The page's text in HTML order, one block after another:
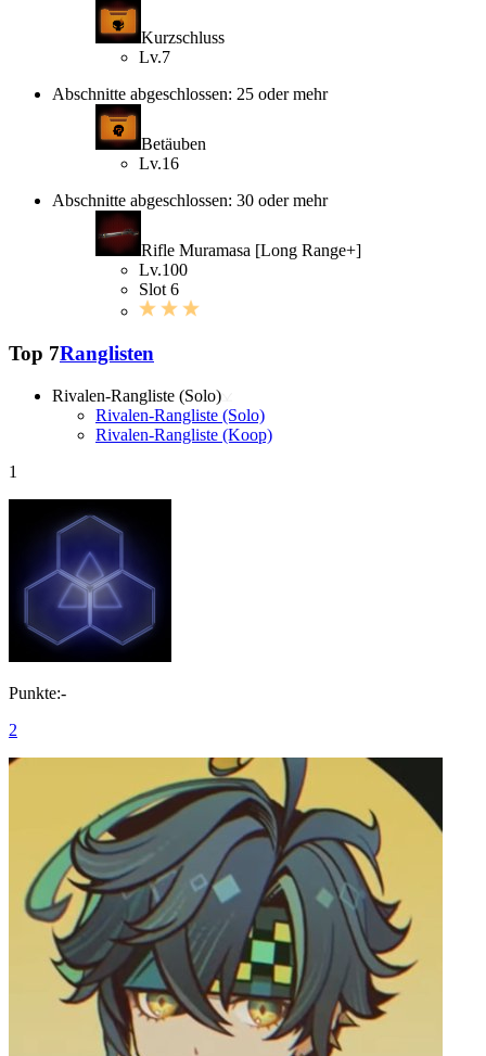
Kurzschluss
Lv.7
Abschnitte abgeschlossen: 25 oder mehr
Betäuben
Lv.16
Abschnitte abgeschlossen: 30 oder mehr
Rifle Muramasa [Long Range+]
Lv.100
Slot 6
Top 7Ranglisten
Rivalen-Rangliste (Solo)
Rivalen-Rangliste (Solo)
Rivalen-Rangliste (Koop)
1
Punkte:-
2